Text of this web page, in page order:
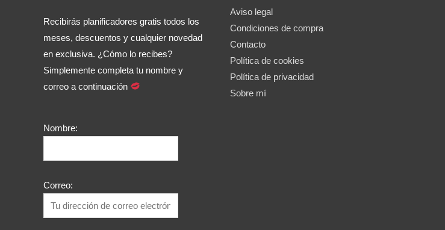
Recibirás planificadores gratis todos los
meses, descuentos y cualquier novedad
en exclusiva. ¿Cómo lo recibes?
Simplemente completa tu nombre y
correo a continuación
Nombre:
Correo:
Aviso legal
Condiciones de compra
Contacto
Política de cookies
Política de privacidad
Sobre mí